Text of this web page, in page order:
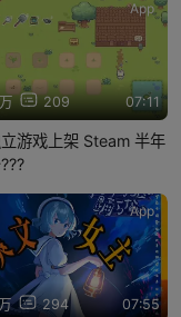
209 07:11
App
游戏上架 Steam 半年
294 07:55
App